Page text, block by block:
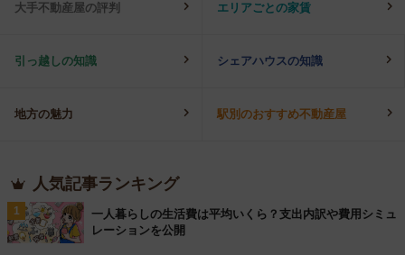
大手不動産屋の評判 エリアごとの家賃
引っ越しの知識 シェアハウスの知識
地方の魅力 駅別のおすすめ不動産屋
人気記事ランキング
1
一人暮らしの生活費は平均いくら？支出内訳や費用シミュ
レーションを公開